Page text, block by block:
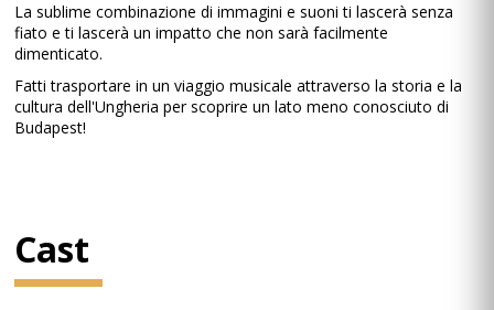
La sublime combinazione di immagini e suoni ti lascerà senza
fiato e ti lascerà un impatto che non sarà facilmente
dimenticato.
Fatti trasportare in un viaggio musicale attraverso la storia e la
cultura dell'Ungheria per scoprire un lato meno conosciuto di
Budapest!
Cast